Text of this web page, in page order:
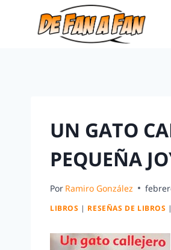
UN GATO
PEQUEÑA
Por Ramiro González
LIBROS | RESEÑAS DE LIBROS |